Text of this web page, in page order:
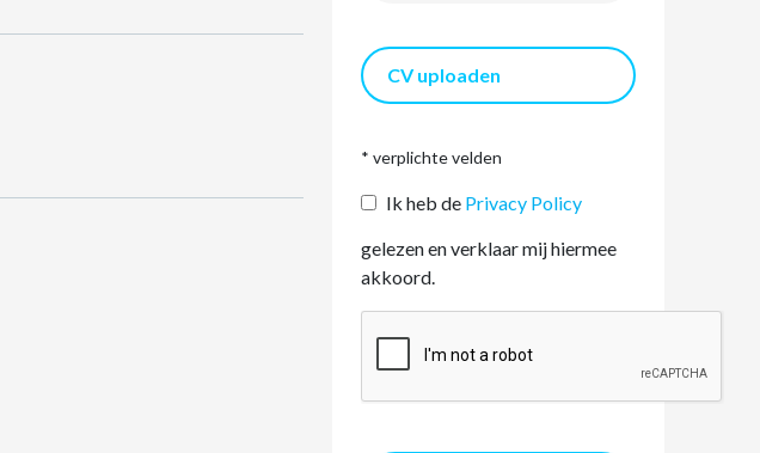
CV uploaden
* verplichte velden
Ik heb de Privacy Policy
gelezen en verklaar mij hiermee
akkoord.